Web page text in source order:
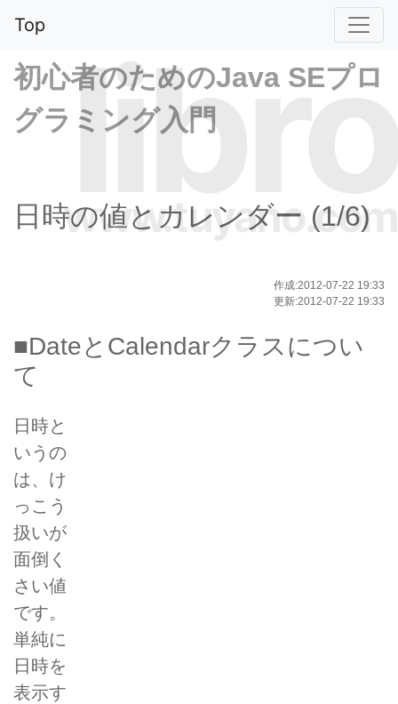
Top
libro
www.tuyano.com
初心者のためのJava SEプロ
グラミング入門
日時の値とカレンダー (1/6)
作成:2012-07-22 19:33
更新:2012-07-22 19:33
■DateとCalendarクラスについ
て
日時と
いうの
は、け
っこう
扱いが
面倒く
さい値
です。
単純に
日時を
表示す